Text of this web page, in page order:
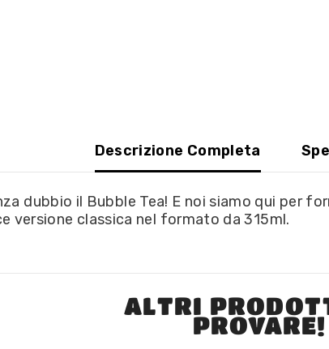
Descrizione Completa
dubbio il Bubble Tea! E noi siamo qui per
versione classica nel formato da 315ml.
ALTRI
PROVARE!